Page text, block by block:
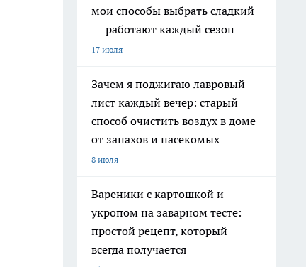
мои способы выбрать сладкий
— работают каждый сезон
17 июля
Зачем я поджигаю лавровый
лист каждый вечер: старый
способ очистить воздух в доме
от запахов и насекомых
8 июля
Вареники с картошкой и
укропом на заварном тесте:
простой рецепт, который
всегда получается